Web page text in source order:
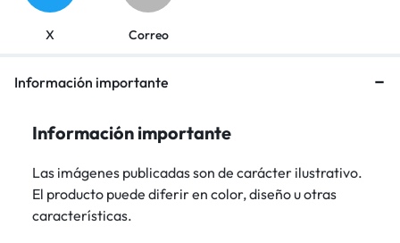
X Correo
Información importante
Información importante
Las imágenes publicadas son de carácter ilustrativo.
El producto puede diferir en color, diseño u otras
características.